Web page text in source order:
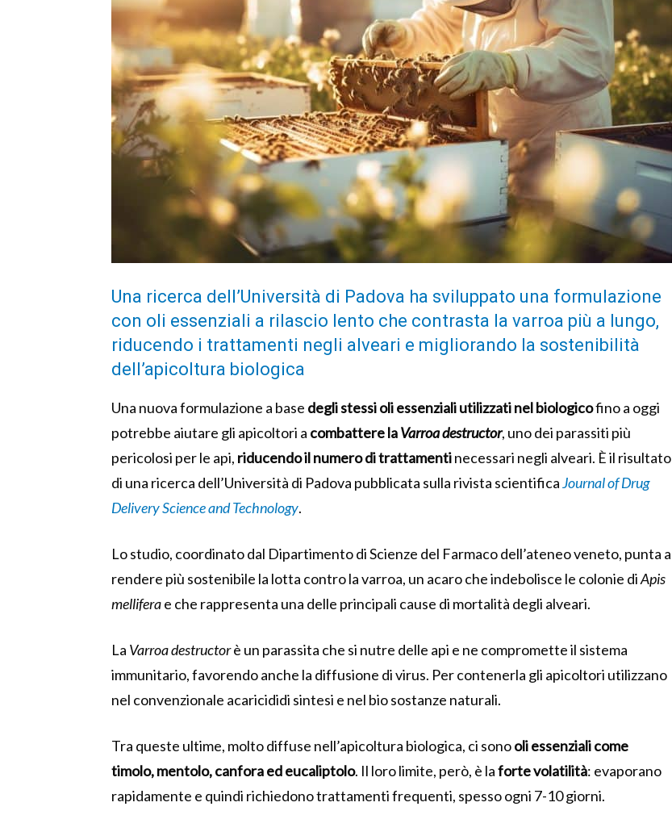
Una ricerca dell’Università di Padova ha sviluppato una formulazione
con oli essenziali a rilascio lento che contrasta la varroa più a lungo,
riducendo i trattamenti negli alveari e migliorando la sostenibilità
dell’apicoltura biologica
Una nuova formulazione a base degli stessi oli essenziali utilizzati nel biologicofino a oggi
potrebbe aiutare gli apicoltori a combattere laVarroa destructor, uno dei parassiti più
pericolosi per le api, riducendo il numero di trattamentinecessari negli alveari. È il risultato
di una ricerca dell’Università di Padova pubblicata sulla rivista scientificaJournal of Drug
Delivery Science and Technology.
Lo studio, coordinato dal Dipartimento di Scienze del Farmaco dell’ateneo veneto, punta a
rendere più sostenibile la lotta contro la varroa, un acaro che indebolisce le colonie diApis
melliferae che rappresenta una delle principali cause di mortalità degli alveari.
La Varroa destructorè un parassita che si nutre delle api e ne compromette il sistema
immunitario, favorendo anche la diffusione di virus. Per contenerla gli apicoltori utilizzano
nel convenzionale acaricididi sintesi e nel bio sostanze naturali.
Tra queste ultime, molto diffuse nell’apicoltura biologica, ci sonooli essenziali come
timolo, mentolo, canfora ed eucaliptolo. Il loro limite, però, è laforte volatilità: evaporano
rapidamente e quindi richiedono trattamenti frequenti, spesso ogni 7-10 giorni.